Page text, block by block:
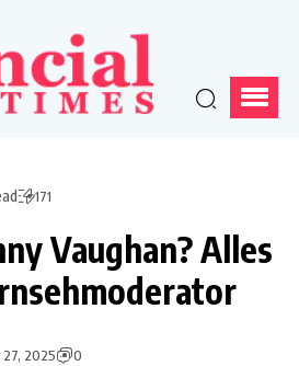
171
Vaughan? Alles
2025 0